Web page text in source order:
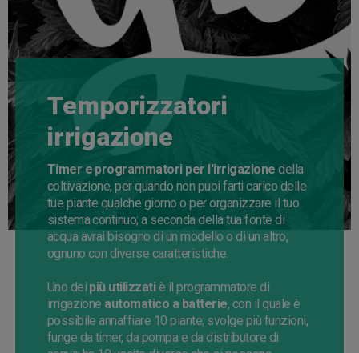
Temporizzatori
irrigazione
Timer e programmatori per l'irrigazione della
coltivazione, per quando non puoi farti carico delle
tue piante qualche giorno o per organizzare il tuo
sistema continuo; a seconda della tua fonte di
acqua avrai bisogno di un modello o di un altro,
ognuno con diverse caratteristiche.
Uno dei più utilizzatiè il programmatore di
irrigazione automatico a batterie, con il quale è
possibile annaffiare 10 piante; svolge più funzioni,
funge da timer, da pompa e da distributore di